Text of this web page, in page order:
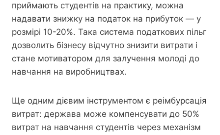
приймають студентів на практику, можна
надавати знижку на податок на прибуток — у
розмірі 10-20%. Така система податкових пільг
дозволить бізнесу відчутно знизити витрати і
стане мотиватором для залучення молоді до
навчання на виробництвах.
Ще одним дієвим інструментом є реімбурсація
витрат: держава може компенсувати до 50%
витрат на навчання студентів через механізм